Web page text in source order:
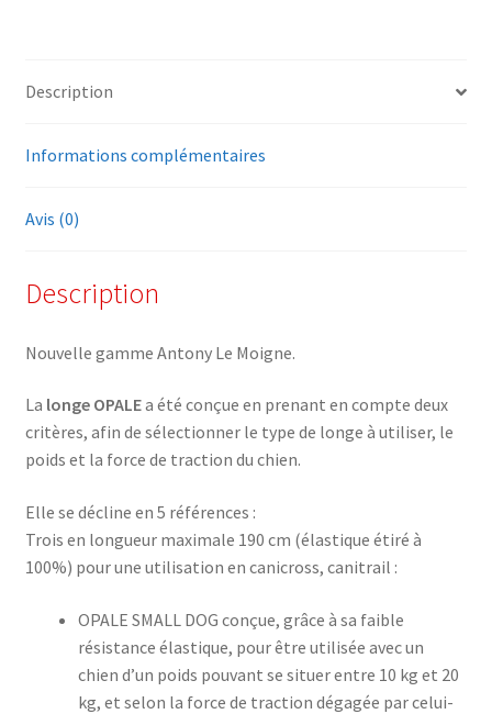
Description
Informations complémentaires
Avis (0)
Description
Nouvelle gamme Antony Le Moigne.
La longe OPALEa été conçue en prenant en compte deux
critères, afin de sélectionner le type de longe à utiliser, le
poids et la force de traction du chien.
Elle se décline en 5 références :
Trois en longueur maximale 190 cm (élastique étiré à
100%) pour une utilisation en canicross, canitrail :
OPALE SMALL DOG conçue, grâce à sa faible
résistance élastique, pour être utilisée avec un
chien d’un poids pouvant se situer entre 10 kg et 20
kg, et selon la force de traction dégagée par celui-